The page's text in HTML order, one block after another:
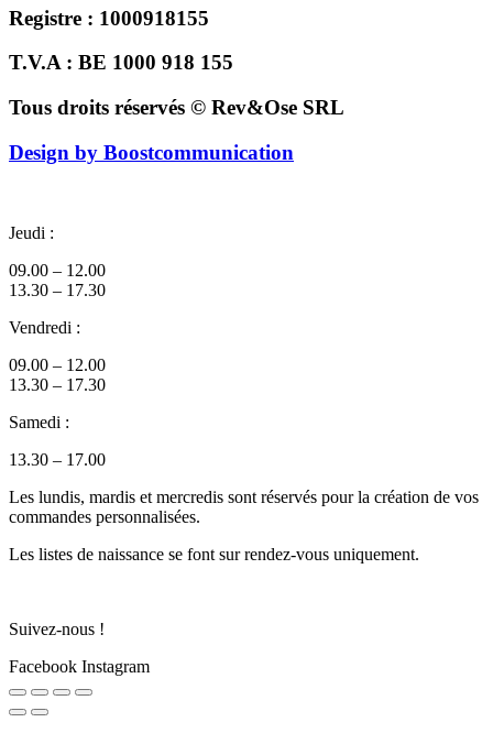
Registre : 1000918155
T.V.A : BE 1000 918 155
Tous droits réservés © Rev&Ose SRL
Design by Boostcommunication
Jeudi :
09.00 – 12.00
13.30 – 17.30
Vendredi :
09.00 – 12.00
13.30 – 17.30
Samedi :
13.30 – 17.00
Les lundis, mardis et mercredis sont réservés pour la création de vos
commandes personnalisées.
Les listes de naissance se font sur rendez-vous uniquement.
Suivez-nous !
Facebook Instagram